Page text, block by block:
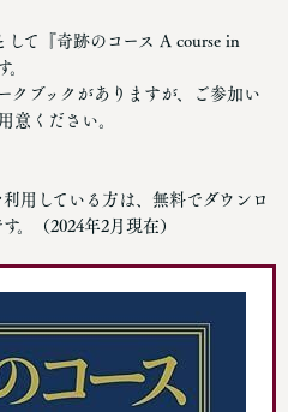
して『奇跡のコース A course in
クブックがありますが、ご参加い
意ください。
用している方は、無料でダウンロ
。（2024年2月現在）